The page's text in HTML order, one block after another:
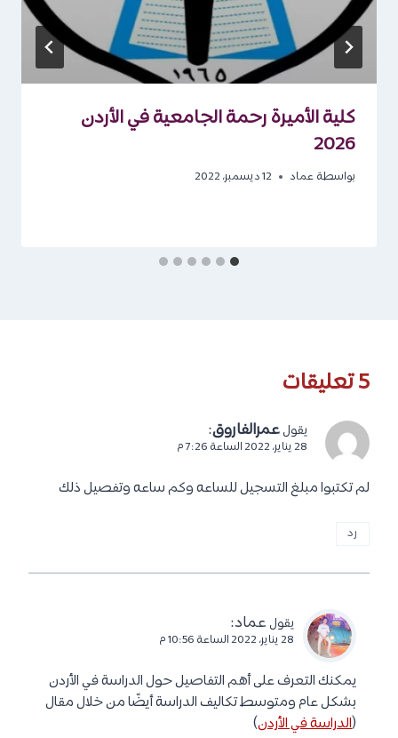
كلية الأميرة رحمة الجامعية في الأردن
2026
بواسطة عماد 12 ديسمبر، 2022
5 تعليقات
يقول عمرالفاروق:
28 يناير، 2022 الساعة 7:26 م
لم تكتبوا مبلغ التسجيل للساعه وكم ساعه وتفصيل ذلك
رد
يقول عماد:
28 يناير، 2022 الساعة 10:56 م
يمكنك التعرف على أهم التفاصيل حول الدراسة في الأردن
بشكل عام ومتوسط تكاليف الدراسة أيضًا من خلال مقال
(الدراسة في الأردن)